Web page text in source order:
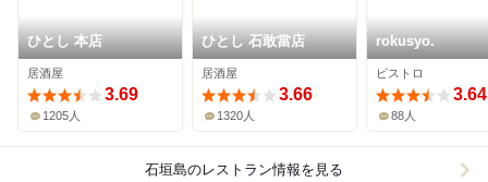
ひとし 本店
居酒屋
3.69
1205人
ひとし 石敢當店
居酒屋
3.66
1320人
rokusyo.
ビストロ
3.64
88人
石垣島のレストラン情報を見る